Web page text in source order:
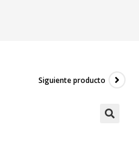
Siguiente producto